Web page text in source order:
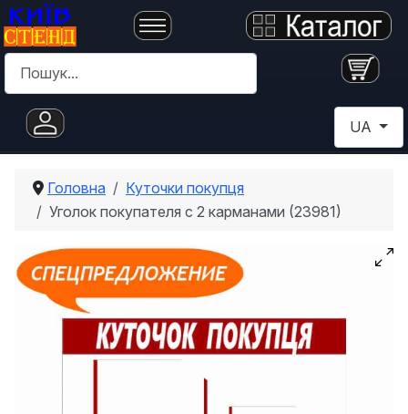
Пошук
Оберіть
UA
Головна
Куточки покупця
Уголок покупателя с 2 карманами (23981)